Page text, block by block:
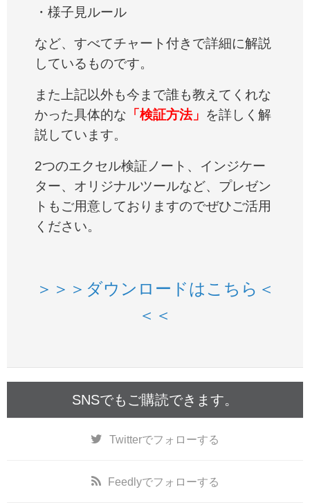
・様子見ルール
など、すべてチャート付きで詳細に解説
しているものです。
また上記以外も今まで誰も教えてくれな
かった具体的な 「検証方法」 を詳しく解
説しています。
2つのエクセル検証ノート、インジケー
ター、オリジナルツールなど、プレゼン
トもご用意しておりますのでぜひご活用
ください。
＞＞＞ダウンロードはこちら＜
＜＜
SNSでもご購読できます。
Twitterでフォローする
Feedlyでフォローする